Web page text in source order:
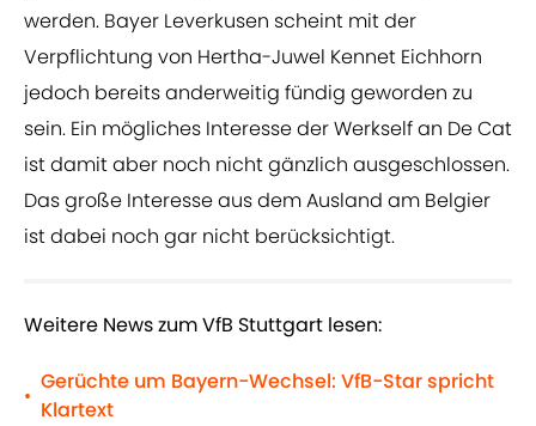
werden. Bayer Leverkusen scheint mit der
Verpflichtung von Hertha-Juwel Kennet Eichhorn
jedoch bereits anderweitig fündig geworden zu
sein. Ein mögliches Interesse der Werkself an De Cat
ist damit aber noch nicht gänzlich ausgeschlossen.
Das große Interesse aus dem Ausland am Belgier
ist dabei noch gar nicht berücksichtigt.
Weitere News zum VfB Stuttgart lesen:
•
Gerüchte um Bayern-Wechsel: VfB-Star spricht
Klartext